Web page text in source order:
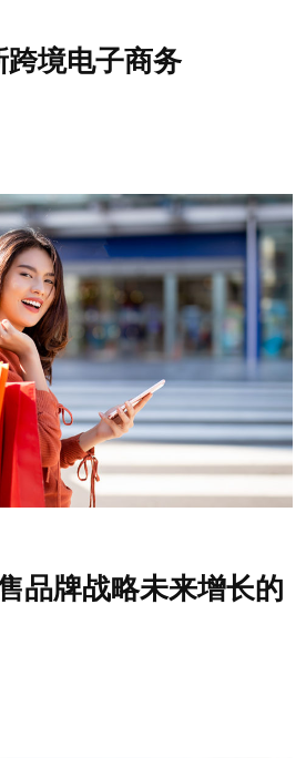
境电子商务
品牌战略未来增长的